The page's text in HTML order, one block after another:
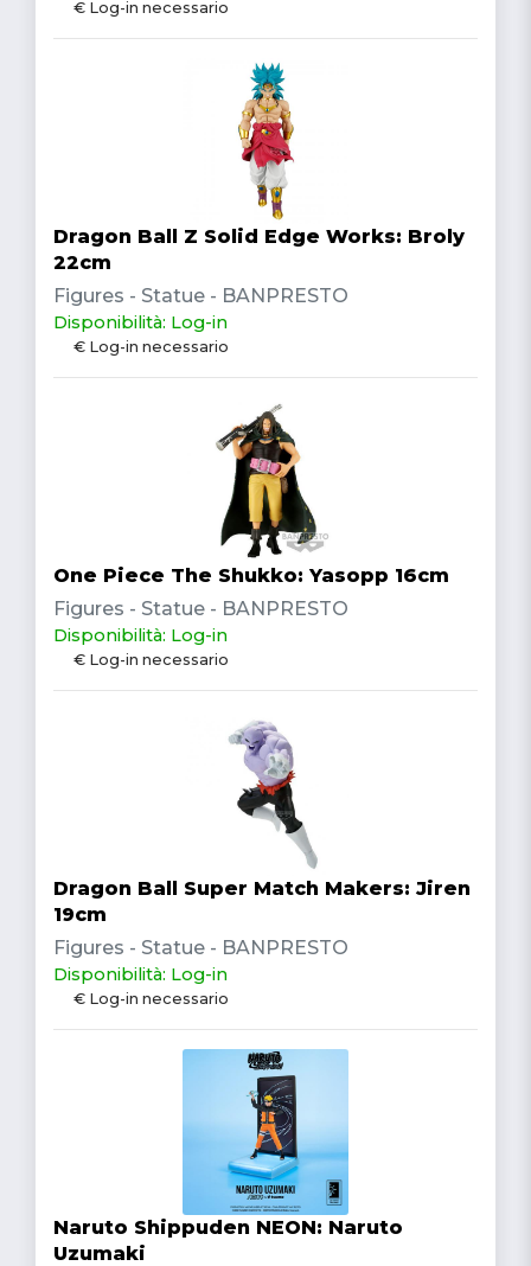
€ Log-in necessario
Dragon Ball Z Solid Edge Works: Broly
22cm
Figures - Statue - BANPRESTO
Disponibilità: Log-in
€ Log-in necessario
One Piece The Shukko: Yasopp 16cm
Figures - Statue - BANPRESTO
Disponibilità: Log-in
€ Log-in necessario
Dragon Ball Super Match Makers: Jiren
19cm
Figures - Statue - BANPRESTO
Disponibilità: Log-in
€ Log-in necessario
Naruto Shippuden NEON: Naruto
Uzumaki